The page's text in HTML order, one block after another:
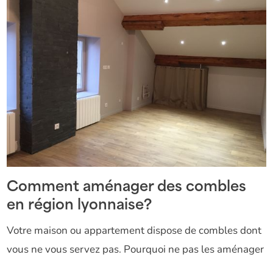
Comment aménager des combles
en région lyonnaise?
Votre maison ou appartement dispose de combles dont
vous ne vous servez pas. Pourquoi ne pas les aménager